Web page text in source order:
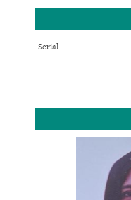
Serial